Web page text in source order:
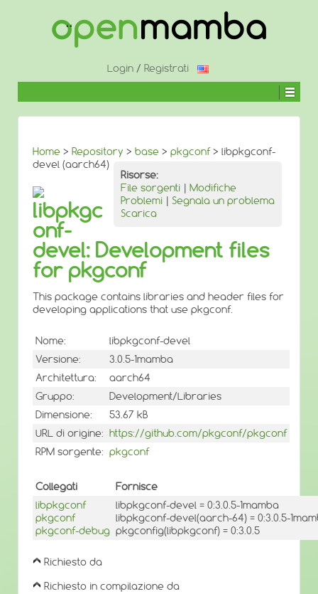
CONTENUTO
Login / Registrati
Home > Repository > base > pkgconf> libpkgconf-
devel (aarch64)
Risorse:
File sorgenti | Modifiche
Problemi | Segnala un problema
Scarica
libpkgc
onf-
devel: Development files
for pkgconf
This package contains libraries and header files for
developing applications that use pkgconf.
Nome:
libpkgconf-devel
Versione:
3.0.5-1mamba
Architettura:
aarch64
Gruppo:
Development/Libraries
Dimensione:
53.67 kB
URL di origine: https://github.com/pkgconf/pkgconf
RPM sorgente: pkgconf
Collegati
Fornisce
libpkgconf
pkgconf
pkgconf-debug
libpkgconf-devel = 0:3.0.5-1mamba
libpkgconf-devel(aarch-64) = 0:3.0.5-
pkgconfig(libpkgconf) = 0:3.0.5
Richiesto da
Richiesto in compilazione da